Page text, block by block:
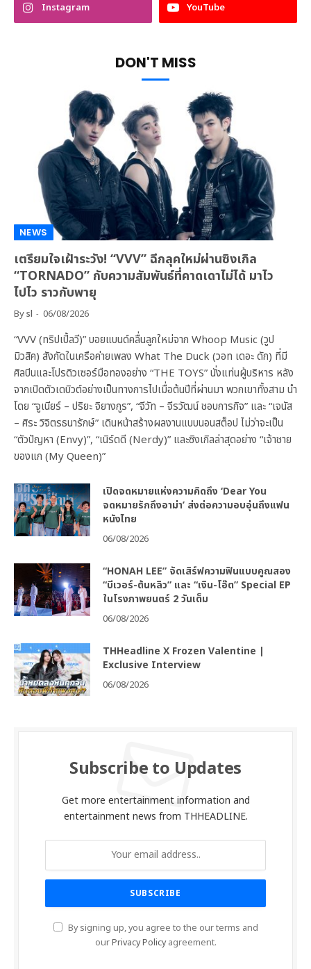
Instagram YouTube
DON'T MISS
NEWS
เตรียมใจเฝ้าระวัง! “VVV” ฉีกลุคใหม่ผ่านซิงเกิล
“TORNADO” กับความสัมพันธ์ที่คาดเดาไม่ได้ มาไว
ไปไว ราวกับพายุ
Bysl 06/08/2026
“VVV (ทริปเปิ้ลวี)” บอยแบนด์คลื่นลูกใหม่จาก Whoop Music (วูป
มิวสิค) สังกัดในเครือค่ายเพลง What The Duck (วอท เดอะ ดัก) ที่มี
ศิลปินและโปรดิวเซอร์มือทองอย่าง “THE TOYS” นั่งแท่นผู้บริหาร หลัง
จากเปิดตัวเดบิวต์อย่างเป็นทางการไปเมื่อต้นปีที่ผ่านมา พวกเขาทั้งสาม นำ
โดย “จูเนียร์ – ปริยะ จิยางกูร”, “จีวัท – จีรวัฒน์ ชอบการกิจ” และ “เจนัส
– ศิระ วิจิตรธนารักษ์” เดินหน้าสร้างผลงานแบบนอนสต็อป ไม่ว่าจะเป็น
“ตัวปัญหา (Envy)”, “เนิร์ดดี (Nerdy)” และซิงเกิลล่าสุดอย่าง “เจ้าชาย
ของแก (My Queen)”
เปิดจดหมายแห่งความคิดถึง ‘Dear You
จดหมายรักถึงอาม่า’ ส่งต่อความอบอุ่นถึงแฟน
หนังไทย
06/08/2026
“HONAH LEE” จัดเสิร์ฟความฟินแบบคูณสอง
“บีเวอร์-ต้นหลิว” และ “เงิน-โอ๊ต” Special EP
ในโรงภาพยนตร์ 2 วันเต็ม
06/08/2026
THHeadline X Frozen Valentine |
Exclusive Interview
06/08/2026
Subscribe to Updates
Get more entertainment information and
entertainment news from THHEADLINE.
By signing up, you agree to the our terms and
ourPrivacy Policyagreement.